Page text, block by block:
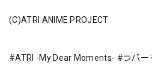
(C)ATRI ANIME PROJECT
#ATRI -My Dear Moments- #ラバー